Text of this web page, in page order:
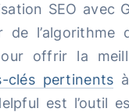
SEO avec
l’algorithme
offrir la
clés pertinents
est l’outil